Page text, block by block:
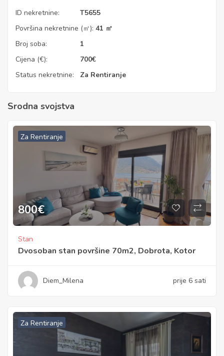
ID nekretnine:
T5655
Površina nekretnine (㎡): 41 ㎡
Broj soba:
1
Cijena (€):
700€
Status nekretnine:
Za Rentiranje
Srodna svojstva
Za Rentiranje
800€
Stan
Dvosoban stan površine 70m2, Dobrota, Kotor
Diem_Milena prije 6 sati
Za Rentiranje